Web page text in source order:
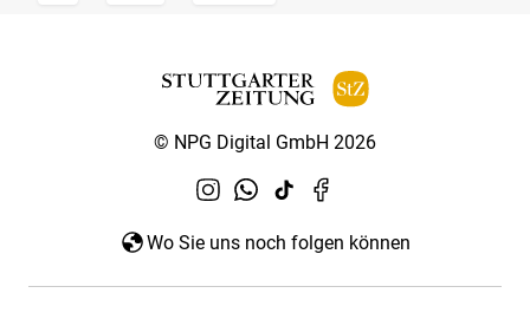
© NPG Digital GmbH 2026
Wo Sie uns noch folgen können